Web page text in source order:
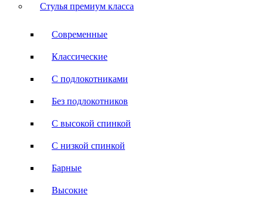
Стулья премиум класса
Современные
Классические
С подлокотниками
Без подлокотников
С высокой спинкой
С низкой спинкой
Барные
Высокие